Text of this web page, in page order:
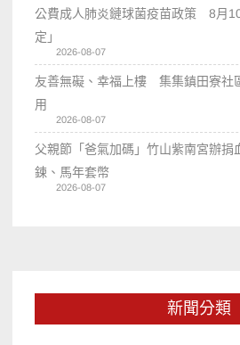
公費成人肺炎鏈球菌疫苗政策 8月
定」
2026-08-07
友善無礙、幸福上樓 集集鎮田寮社
用
2026-08-07
父親節「爸氣加碼」竹山紫南宮辦
鍊、馬年套幣
2026-08-07
新聞分類